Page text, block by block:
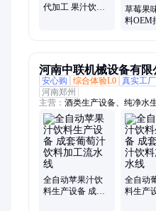
代加工 果汁饮品
草莓果
料OEM
河南中联机械设备有限
安心购
综合体验L0 真实工厂
河南郑州
主营： 酒类生产设备、纯净水
生产设备、不锈钢罐
全自动苹果汁饮
料生产设备 成套
全自动
料生产